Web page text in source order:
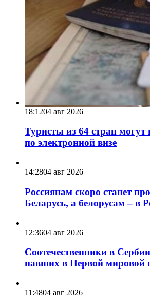
18:1204 авг 2026
Туристы из 64 стран могут
по электронной визе
14:2804 авг 2026
Россиянам скоро станет
Беларусь, а белорусам – в
12:3604 авг 2026
Соотечественники в
павших в Первой мировой
11:4804 авг 2026